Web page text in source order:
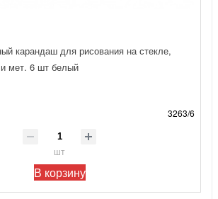
карандаш для рисования на стекле,
мет. 6 шт белый
3263/6
шт
В корзину